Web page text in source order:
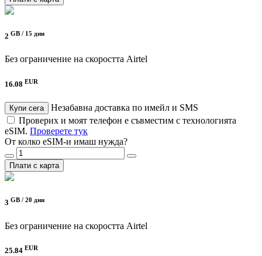
2 GB / 15 дни
Без ограничение на скоростта Airtel
16.08 EUR
Купи сега
Незабавна доставка по имейл и SMS
Проверих и моят телефон е съвместим с технологията
eSIM. Проверете тук
От колко eSIM-и имаш нужда?
Плати с карта
3 GB / 20 дни
Без ограничение на скоростта Airtel
25.84 EUR